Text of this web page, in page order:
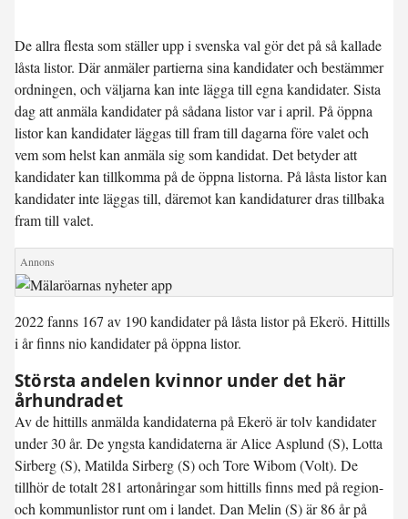
De allra flesta som ställer upp i svenska val gör det på så kallade
låsta listor. Där anmäler partierna sina kandidater och bestämmer
ordningen, och väljarna kan inte lägga till egna kandidater. Sista
dag att anmäla kandidater på sådana listor var i april. På öppna
listor kan kandidater läggas till fram till dagarna före valet och
vem som helst kan anmäla sig som kandidat. Det betyder att
kandidater kan tillkomma på de öppna listorna. På låsta listor kan
kandidater inte läggas till, däremot kan kandidaturer dras tillbaka
fram till valet.
2022 fanns 167 av 190 kandidater på låsta listor på Ekerö. Hittills
i år finns nio kandidater på öppna listor.
Största andelen kvinnor under det här
århundradet
Av de hittills anmälda kandidaterna på Ekerö är tolv kandidater
under 30 år. De yngsta kandidaterna är Alice Asplund (S), Lotta
Sirberg (S), Matilda Sirberg (S) och Tore Wibom (Volt). De
tillhör de totalt 281 artonåringar som hittills finns med på region-
och kommunlistor runt om i landet. Dan Melin (S) är 86 år på